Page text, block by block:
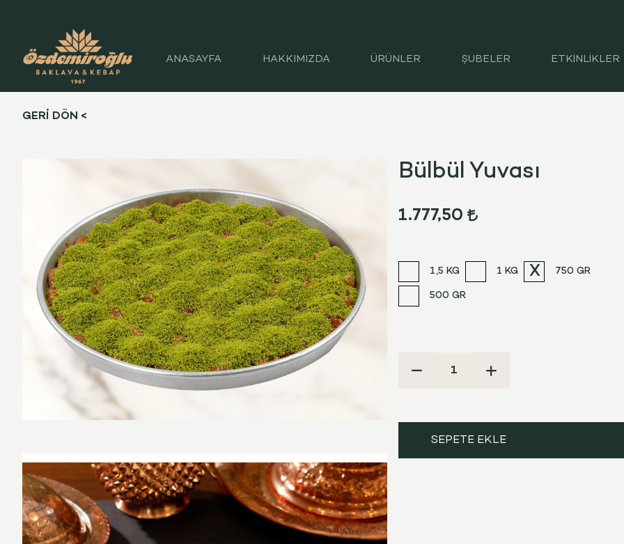
ANASAYFA HAKKIMIZDA ÜRÜNLER ŞUBELER ETKİNLİKLER
GERİ DÖN <
Bülbül Yuvası
1.777,50
1,5 KG 1 KG 750 GR
500 GR
SEPETE EKLE